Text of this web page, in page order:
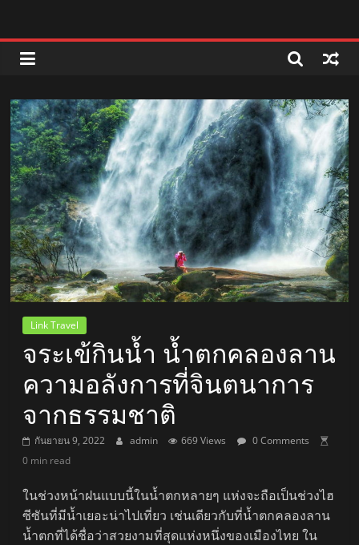
ลพบุรี
สถานี
ลพบุรี
วิทยุ
FM
ลพบุรี
Link Travel
จระเข้กินน้ำ น้ำตกคลองลาน
ความอลังการที่จินตนาการ
จากธรรมชาติ
กันยายน 9, 2022 admin 669 Views
0 Comments
0 min read
ในช่วงหน้าฝนแบบนี้ในน้ำตกหลายๆ แห่งจะถือเป็นช่วงไฮ
ซีซันที่มีน้ำเยอะน่าไปเที่ยว เช่นเดียวกับที่น้ำตกคลองลาน
น้ำตกที่ได้ชื่อว่าสวยงามที่สุดแห่งหนึ่งของเมืองไทย ใน